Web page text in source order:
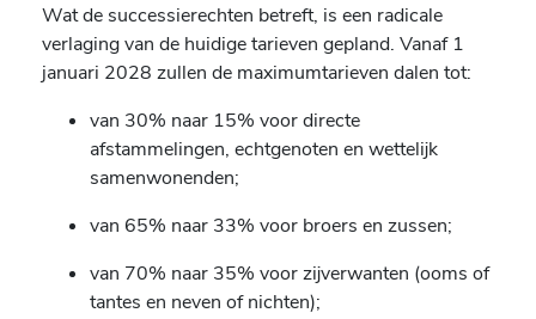
Wat de successierechten betreft, is een radicale
verlaging van de huidige tarieven gepland. Vanaf 1
januari 2028 zullen de maximumtarieven dalen tot:
van 30% naar 15% voor directe
afstammelingen, echtgenoten en wettelijk
samenwonenden;
van 65% naar 33% voor broers en zussen;
van 70% naar 35% voor zijverwanten (ooms of
tantes en neven of nichten);